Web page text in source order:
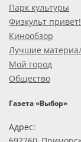
Парк культуры
Физкульт привет!
Кинообзор
Лучшие
Мой город
Общество
Газета «Выбор»
Адрес: